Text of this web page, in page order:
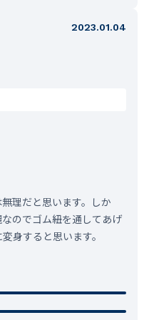
2023.01.04
理だと思います。しか
のでゴム紐を通してあげ
身すると思います。